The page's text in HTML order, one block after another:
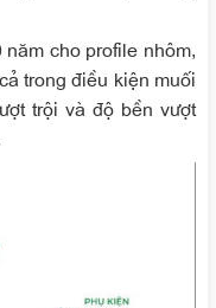
cho profile nhôm,
trong điều kiện muối
trội và độ bền vượt